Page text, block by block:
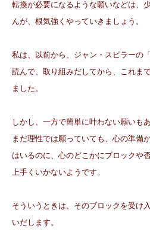
転換が必要になるような願いなどは、
んが、根気強くやっていきましょう。
私は、以前から、ジャン・スピラーの
読んで、取り組みだしてから、これま
ました。
しかし、一方で簡単に叶わない願いも
まだ理性では願っていても、心の準備
はいるのに、心のどこかにブロックや
上手くいかないようです。
そういうときは、そのブロックを受け
いだします。